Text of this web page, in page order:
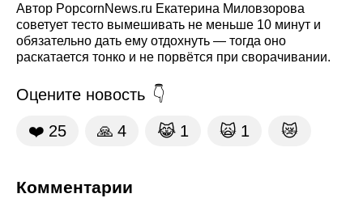
Автор PopcornNews.ru Екатерина Миловзорова
советует тесто вымешивать не меньше 10 минут и
обязательно дать ему отдохнуть — тогда оно
раскатается тонко и не порвётся при сворачивании.
Оцените новость
❤️ 25 🙏 4 😹 1 🙀 1 😿
Комментарии